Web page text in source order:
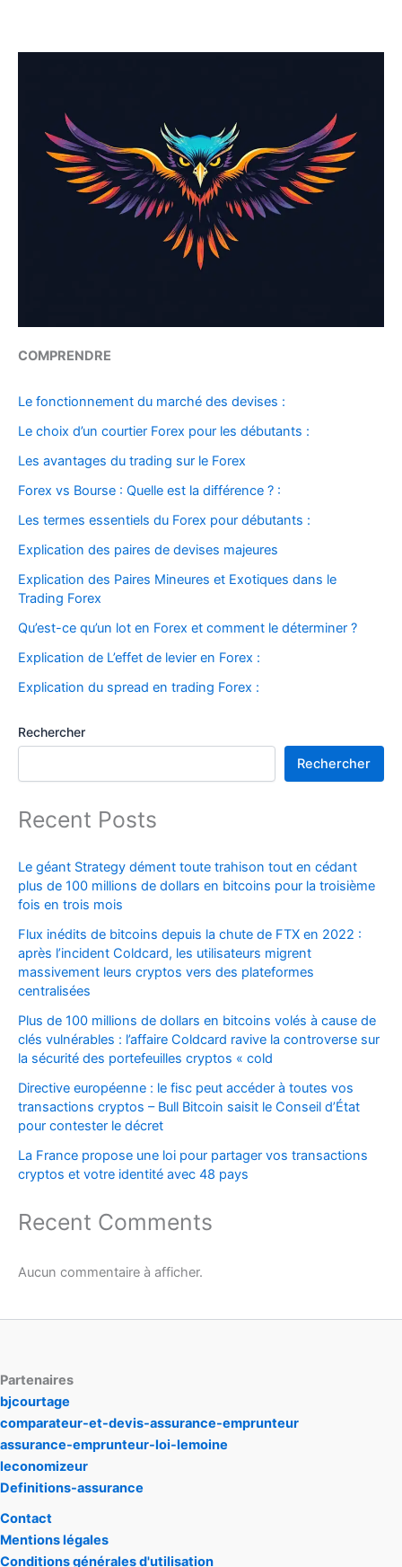
COMPRENDRE
Le fonctionnement du marché des devises :
Le choix d’un courtier Forex pour les débutants :
Les avantages du trading sur le Forex
Forex vs Bourse : Quelle est la différence ? :
Les termes essentiels du Forex pour débutants :
Explication des paires de devises majeures
Explication des Paires Mineures et Exotiques dans le
Trading Forex
Qu’est-ce qu’un lot en Forex et comment le déterminer ?
Explication de L’effet de levier en Forex :
Explication du spread en trading Forex :
Rechercher
Rechercher
Recent Posts
Le géant Strategy dément toute trahison tout en cédant
plus de 100 millions de dollars en bitcoins pour la troisième
fois en trois mois
Flux inédits de bitcoins depuis la chute de FTX en 2022 :
après l’incident Coldcard, les utilisateurs migrent
massivement leurs cryptos vers des plateformes
centralisées
Plus de 100 millions de dollars en bitcoins volés à cause de
clés vulnérables : l’affaire Coldcard ravive la controverse sur
la sécurité des portefeuilles cryptos « cold
Directive européenne : le fisc peut accéder à toutes vos
transactions cryptos – Bull Bitcoin saisit le Conseil d’État
pour contester le décret
La France propose une loi pour partager vos transactions
cryptos et votre identité avec 48 pays
Recent Comments
Aucun commentaire à afficher.
Partenaires
bjcourtage
comparateur-et-devis-assurance-emprunteur
assurance-emprunteur-loi-lemoine
leconomizeur
Definitions-assurance
Contact
Mentions légales
Conditions générales d'utilisation